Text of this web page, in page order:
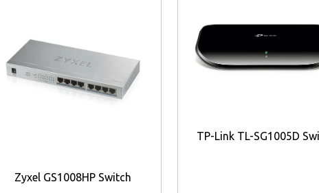
kombination av enkel installation, stabil prestanda och hög tillförlitlighet,
att behöva hantera avancerade inställningar.
Zyxel GS1008HP Switch
TP-Link TL-SG1005D